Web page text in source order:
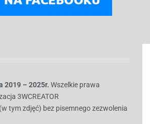
2019 – 2025r. Wszelkie prawa
3WCREATOR
tym zdjęć) bez pisemnego zezwolenia